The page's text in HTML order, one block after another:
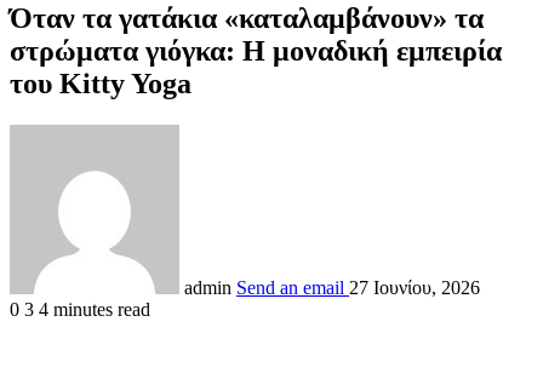
Όταν τα γατάκια «καταλαμβάνουν» τα
στρώματα γιόγκα: Η μοναδική εμπειρία
του Kitty Yoga
admin Send an email 27 Ιουνίου, 2026
0 3 4 minutes read